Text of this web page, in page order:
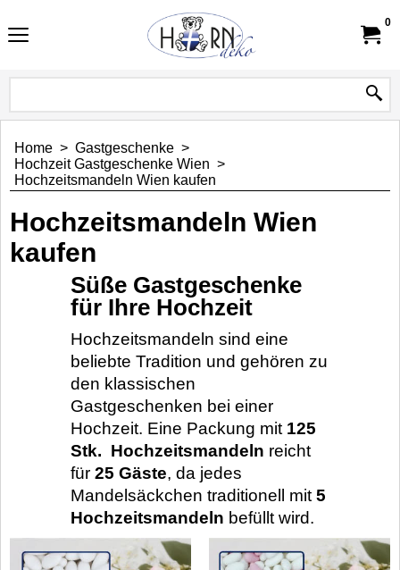
0
Home > Gastgeschenke >
Hochzeit Gastgeschenke Wien >
Hochzeitsmandeln Wien kaufen
Hochzeitsmandeln Wien
kaufen
Süße Gastgeschenke
für Ihre Hochzeit
Hochzeitsmandeln sind eine
beliebte Tradition und gehören zu
den klassischen
Gastgeschenken bei einer
Hochzeit. Eine Packung mit125
Stk. Hochzeitsmandeln reicht
für 25 Gäste, da jedes
Mandelsäckchen traditionell mit5
Hochzeitsmandeln befüllt wird.